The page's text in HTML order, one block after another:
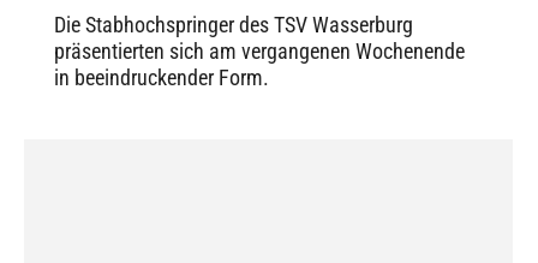
Die Stabhochspringer des TSV Wasserburg
präsentierten sich am vergangenen Wochenende
in beeindruckender Form.